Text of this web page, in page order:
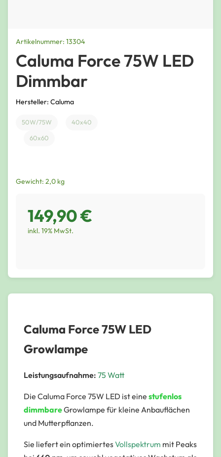
Artikelnummer: 13304
Caluma Force 75W LED
Dimmbar
Hersteller: Caluma
50W/75W
40x40
60x60
Gewicht: 2,0 kg
149,90 €
inkl. 19% MwSt.
Caluma Force 75W LED
Growlampe
Leistungsaufnahme: 75 Watt
Die Caluma Force 75W LED ist eine stufenlos
dimmbareGrowlampe für kleine Anbauflächen
und Mutterpflanzen.
Sie liefert ein optimiertesVollspektrum mit Peaks